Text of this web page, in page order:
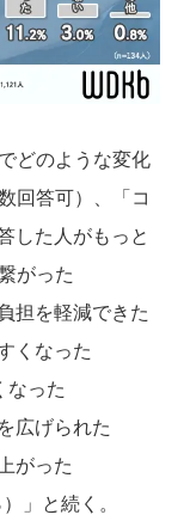
どのような変化
回答可）、「コ
した人がもっと
がった
担を軽減できた
くなった
なった
広げられた
がった
」と続く。